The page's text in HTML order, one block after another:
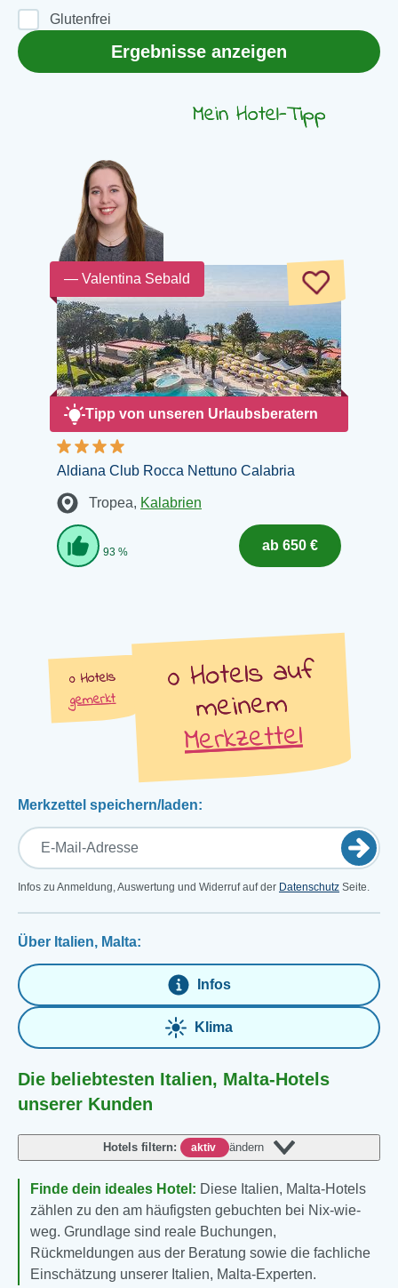
Glutenfrei
Ergebnisse anzeigen
Mein Hotel-Tipp
— Valentina Sebald
Tipp von unseren Urlaubsberatern
Aldiana Club Rocca Nettuno Calabria
Tropea, Kalabrien
93 % ab 650 €
Hotels
gemerkt
Hotels auf
meinem
Merkzettel
Merkzettel speichern/laden:
Infos zu Anmeldung, Auswertung und Widerruf auf der Datenschutz Seite.
Über Italien, Malta:
Infos
Klima
Die beliebtesten Italien, Malta-Hotels
unserer Kunden
Hotels filtern: aktiv ändern
Finde dein ideales Hotel: Diese Italien, Malta-Hotels
zählen zu den am häufigsten gebuchten bei Nix-wie-
weg. Grundlage sind reale Buchungen,
Rückmeldungen aus der Beratung sowie die fachliche
Einschätzung unserer Italien, Malta-Experten.